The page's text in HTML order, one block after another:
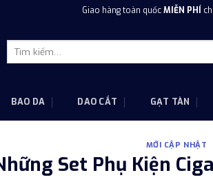
Giao hàng toàn quốcMIỄN PHÍ
Tìm
kiếm:
BAO DA DAO CẮT GẠT TÀN
MỚI CẬP NHẬT
Set Phụ Kiện